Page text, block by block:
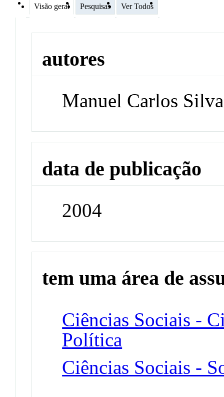
Visão geral Pesquisas Ver Todos
autores
Manuel Carlos Silva
data de publicação
2004
tem uma área de
Ciências Sociais -
Política
Ciências Sociais -